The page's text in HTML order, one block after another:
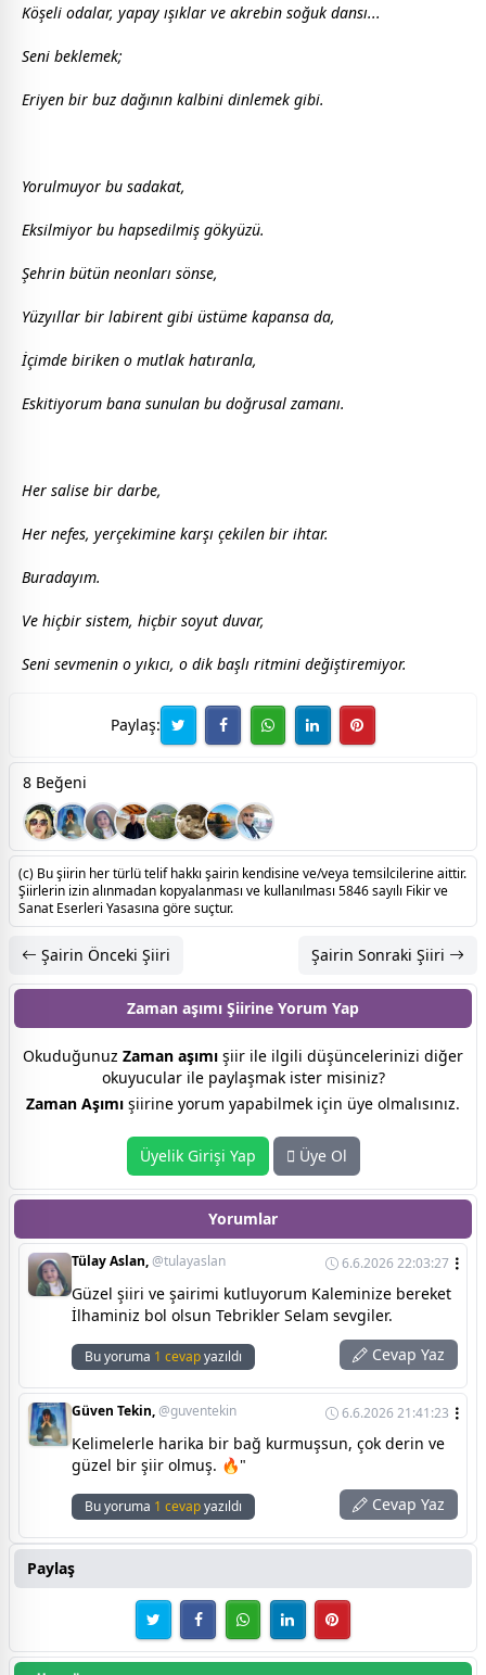
Köşeli odalar, yapay ışıklar ve akrebin soğuk dansı...
Seni beklemek;
Eriyen bir buz dağının kalbini dinlemek gibi.
Yorulmuyor bu sadakat,
Eksilmiyor bu hapsedilmiş gökyüzü.
Şehrin bütün neonları sönse,
Yüzyıllar bir labirent gibi üstüme kapansa da,
İçimde biriken o mutlak hatıranla,
Eskitiyorum bana sunulan bu doğrusalzamanı.
Her salise bir darbe,
Her nefes, yerçekimine karşı çekilen bir ihtar.
Buradayım.
Ve hiçbir sistem, hiçbir soyut duvar,
Seni sevmenin o yıkıcı, o dik başlı ritmini değiştiremiyor.
Paylaş:
8 Beğeni
(c) Bu şiirin her türlü telif hakkı şairin kendisine ve/veya temsilcilerine aittir.
Şiirlerin izin alınmadan kopyalanması ve kullanılması 5846 sayılı Fikir ve
Sanat Eserleri Yasasına göre suçtur.
Şairin Önceki Şiiri Şairin Sonraki Şiiri
Zaman aşımı Şiirine Yorum Yap
Okuduğunuz Zaman aşımı şiir ile ilgili düşüncelerinizi diğer
okuyucular ile paylaşmak ister misiniz?
Zaman Aşımı şiirine yorum yapabilmek için üye olmalısınız.
Üyelik Girişi Yap Üye Ol
Yorumlar
Tülay Aslan,@tulayaslan 6.6.2026 22:03:27
Güzel şiiri ve şairimi kutluyorum Kaleminize bereket
İlhaminiz bol olsun Tebrikler Selam sevgiler.
Bu yoruma 1 cevapyazıldı Cevap Yaz
Güven Tekin,@guventekin 6.6.2026 21:41:23
Kelimelerle harika bir bağ kurmuşsun, çok derin ve
güzel bir şiir olmuş. 🔥"
Bu yoruma 1 cevapyazıldı Cevap Yaz
Paylaş